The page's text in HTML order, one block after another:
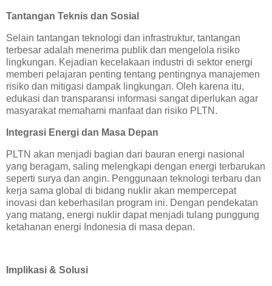
Tantangan Teknis dan Sosial
Selain tantangan teknologi dan infrastruktur, tantangan
terbesar adalah menerima publik dan mengelola risiko
lingkungan. Kejadian kecelakaan industri di sektor energi
memberi pelajaran penting tentang pentingnya manajemen
risiko dan mitigasi dampak lingkungan. Oleh karena itu,
edukasi dan transparansi informasi sangat diperlukan agar
masyarakat memahami manfaat dan risiko PLTN.
Integrasi Energi dan Masa Depan
PLTN akan menjadi bagian dari bauran energi nasional
yang beragam, saling melengkapi dengan energi terbarukan
seperti surya dan angin. Penggunaan teknologi terbaru dan
kerja sama global di bidang nuklir akan mempercepat
inovasi dan keberhasilan program ini. Dengan pendekatan
yang matang, energi nuklir dapat menjadi tulang punggung
ketahanan energi Indonesia di masa depan.
Implikasi & Solusi